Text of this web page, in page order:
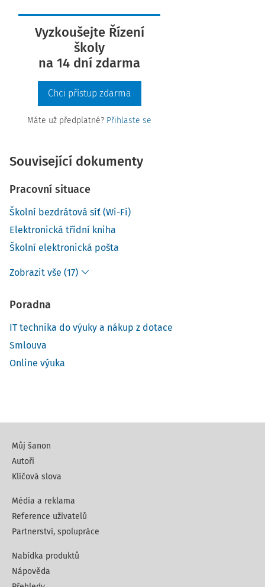
Vyzkoušejte Řízení
školy
na 14 dní zdarma
Chci přístup zdarma
Máte už předplatné? Přihlaste se
Související dokumenty
Pracovní situace
Školní bezdrátová síť (Wi-Fi)
Elektronická třídní kniha
Školní elektronická pošta
Zobrazit vše (17)
Poradna
IT technika do výuky a nákup z dotace
Smlouva
Online výuka
Můj šanon
Autoři
Klíčová slova
Média a reklama
Reference uživatelů
Partnerství, spolupráce
Nabídka produktů
Nápověda